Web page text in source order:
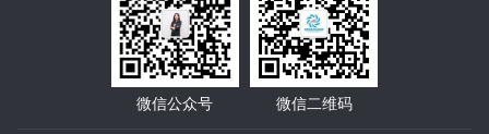
微信二维码
微信公众号